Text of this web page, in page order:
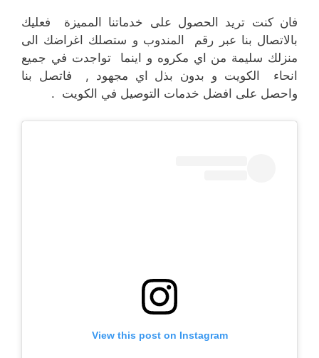
فان كنت تريد الحصول على خدماتنا المميزة فعليك
بالاتصال بنا عبر رقم المندوب و ستصلك اغراضك الى
منزلك سليمة من اي مكروه و اينما تواجدت في جميع
انحاء الكويت و بدون بذل اي مجهود , فاتصل بنا
واحصل على افضل خدمات التوصيل في الكويت .
View this post on Instagram